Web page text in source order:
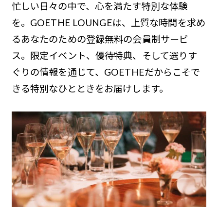
忙しい日々の中で、心を満たす特別な体験
を。GOETHE LOUNGEは、上質な時間を求め
るあなたのための登録無料の会員制サービ
ス。限定イベント、優待特典、そして選りす
ぐりの情報を通じて、GOETHEだからこそで
きる特別なひとときをお届けします。